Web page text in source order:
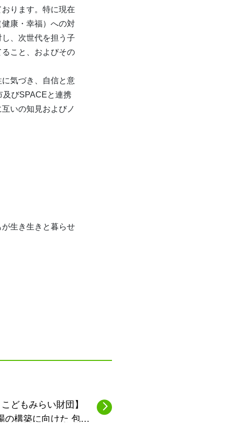
ります。特に現在
康・幸福）への対
、次世代を担う子
こと、およびその
気づき、自信と意
及びSPACEと連携
いの知見およびノ
生き生きと暮らせ
どもみらい財団】
の構築に向けた 包括